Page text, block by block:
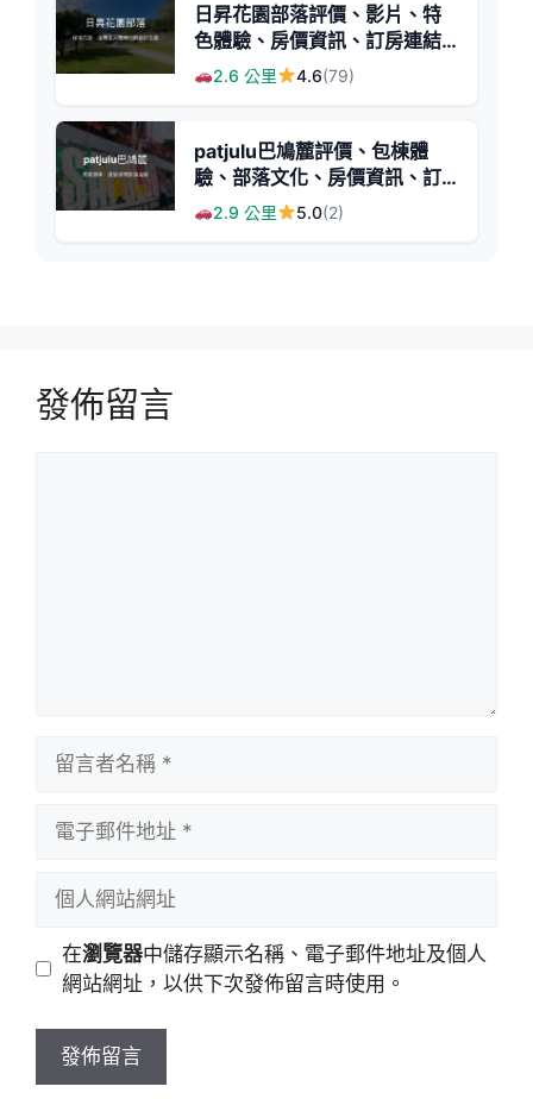
日昇花園部落評價、影片、特
色體驗、房價資訊、訂房連結 -
秘境花園與溫馨主人
2.6 公里 4.6(79)
patjulu巴鳩麓評價、包棟體
驗、部落文化、房價資訊、訂
房連結 - 溫馨包棟民宿
2.9 公里 5.0(2)
發佈留言
址
站
址
在瀏覽器中儲存顯示名稱、電子郵件地址及個人
網站網址，以供下次發佈留言時使用。